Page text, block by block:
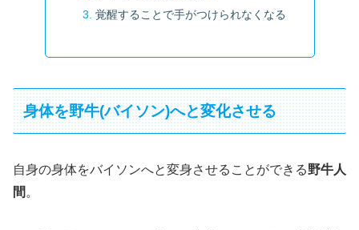
覚醒することで手がつけられなくなる
身体を野牛(バイソン)へと変化させる
自身の身体をバイソンへと変身させることができる野牛人
間 。